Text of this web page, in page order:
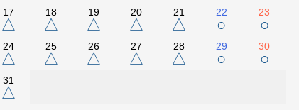
17
△
18
△
19
△
20
△
21
△
22
○
23
○
24
△
25
△
26
△
27
△
28
△
29
○
30
○
31
△